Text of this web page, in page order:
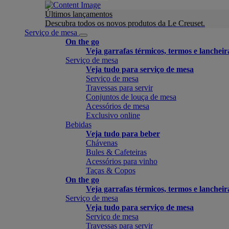
Últimos lançamentos
Descubra todos os novos produtos da Le Creuset.
Serviço de mesa
On the go
Veja garrafas térmicos, termos e
Serviço de mesa
Veja tudo para serviço de mesa
Serviço de mesa
Travessas para servir
Conjuntos de louça de mesa
Acessórios de mesa
Exclusivo online
Bebidas
Veja tudo para beber
Chávenas
Bules & Cafeteiras
Acessórios para vinho
Taças & Copos
On the go
Veja garrafas térmicos, termos e
Serviço de mesa
Veja tudo para serviço de mesa
Serviço de mesa
Travessas para servir